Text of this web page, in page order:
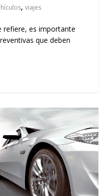
,viajes
refiere, es importante
que deben